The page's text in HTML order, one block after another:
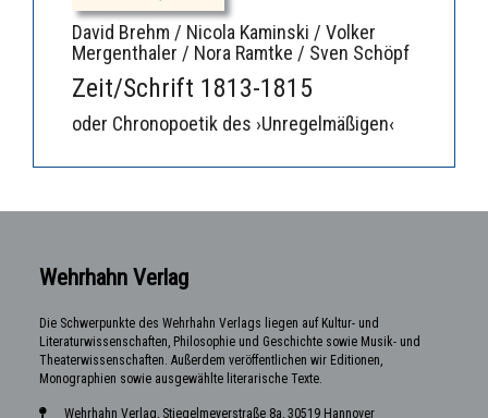
David Brehm / Nicola Kaminski / Volker
Mergenthaler / Nora Ramtke / Sven Schöpf
Zeit/Schrift 1813-1815
oder Chronopoetik des ›Unregelmäßigen‹
Wehrhahn Verlag
Die Schwerpunkte des Wehrhahn Verlags liegen auf Kultur- und
Literaturwissenschaften, Philosophie und Geschichte sowie Musik- und
Theaterwissenschaften. Außerdem veröffentlichen wir Editionen,
Monographien sowie ausgewählte literarische Texte.
Wehrhahn Verlag, Stiegelmeyerstraße 8a, 30519 Hannover